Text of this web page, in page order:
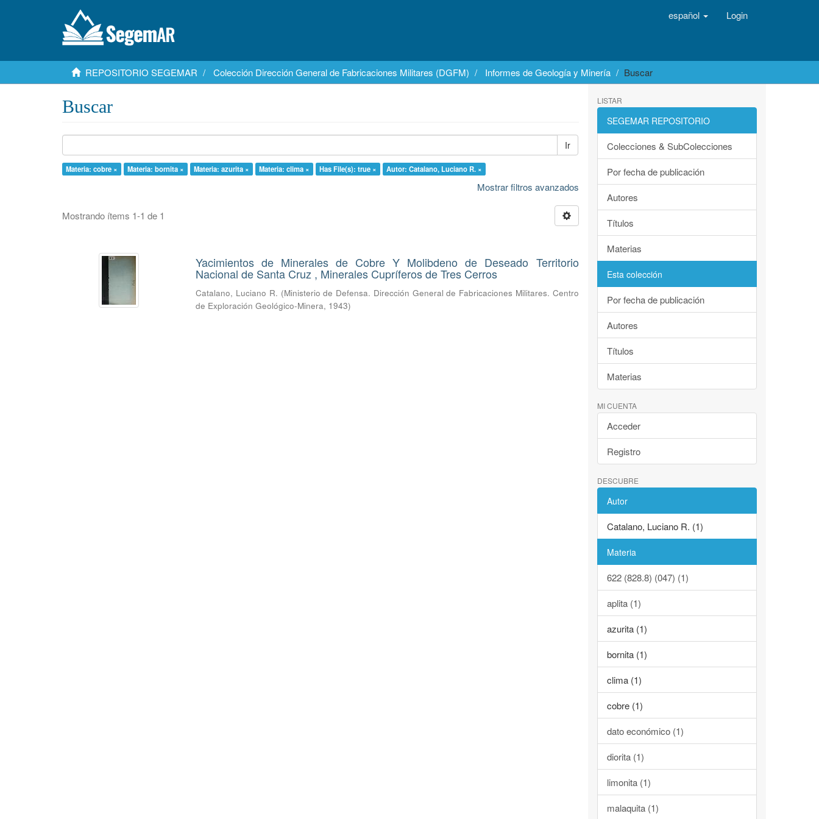
español Login
REPOSITORIO SEGEMAR Colección Dirección General de Fabricaciones Militares (DGFM) Informes de Geología y Minería Buscar
Buscar
Ir
Materia: cobre × Materia: bornita × Materia: azurita × Materia: clima × Has File(s): true × Autor: Catalano, Luciano R. ×
Mostrar filtros avanzados
Mostrando ítems 1-1 de 1
Yacimientos de Minerales de Cobre Y Molibdeno de Deseado Territorio
Nacional de Santa Cruz , Minerales Cupríferos de Tres Cerros
Catalano, Luciano R. (Ministerio de Defensa. Dirección General de Fabricaciones Militares. Centro
de Exploración Geológico-Minera, 1943)
LISTAR
SEGEMAR REPOSITORIO
Colecciones & SubColecciones
Por fecha de publicación
Autores
Títulos
Materias
Esta colección
Por fecha de publicación
Autores
Títulos
Materias
MI CUENTA
Acceder
Registro
DESCUBRE
Autor
Catalano, Luciano R. (1)
Materia
622 (828.8) (047) (1)
aplita (1)
azurita (1)
bornita (1)
clima (1)
cobre (1)
dato económico (1)
diorita (1)
limonita (1)
malaquita (1)